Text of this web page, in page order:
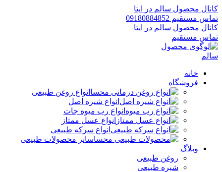
کانال محصول سالم در ایتا
تماس مستقیم 09180884852
کانال محصول سالم در ایتا
تماس مستقیم
خانه
فروشگاه
انواع روغن طبیعی
انواع شیره اصل
انواع رب میوه جات
انواع عسل ممتاز
انواع سرکه طبیعی
سایر محصولات طبیعی
وبلاگ
روغن طبیعی
شیره طبیعی